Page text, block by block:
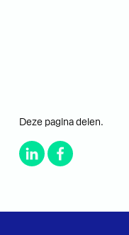
Deze pagina delen.